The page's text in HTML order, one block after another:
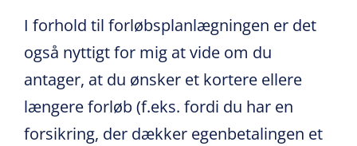
I forhold til forløbsplanlægningen er det
også nyttigt for mig at vide om du
antager, at du ønsker et kortere ellere
længere forløb (f.eks. fordi du har en
forsikring, der dækker egenbetalingen et